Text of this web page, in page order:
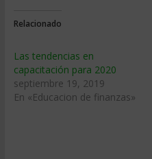
Relacionado
Las tendencias en
capacitación para 2020
septiembre 19, 2019
En «Educacion de finanzas»